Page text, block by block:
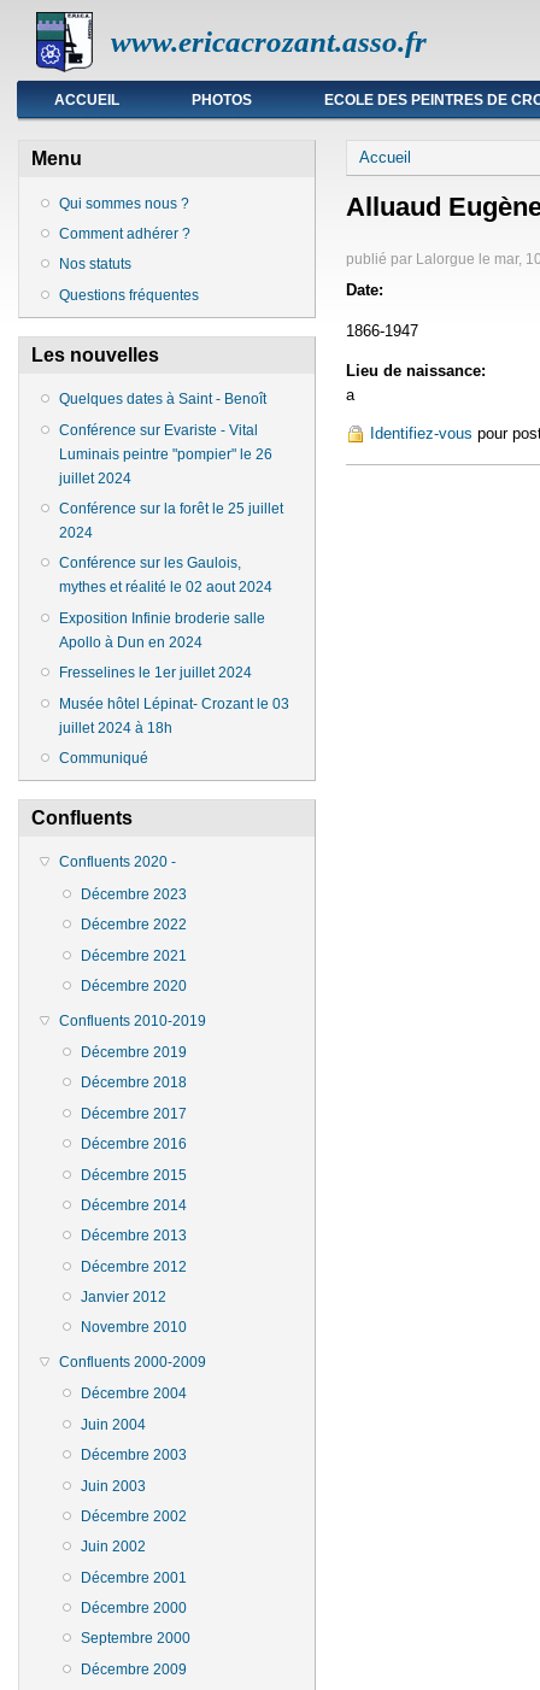
www.ericacrozant.asso.fr
Menu principal
ACCUEIL PHOTOS ECOLE DES PEINTRES DE
Menu
Qui sommes nous ?
Comment adhérer ?
Nos statuts
Questions fréquentes
Les nouvelles
Quelques dates à Saint - Benoît
Conférence sur Evariste - Vital
Luminais peintre "pompier" le 26
juillet 2024
Conférence sur la forêt le 25 juillet
2024
Conférence sur les Gaulois,
mythes et réalité le 02 aout 2024
Exposition Infinie broderie salle
Apollo à Dun en 2024
Fresselines le 1er juillet 2024
Musée hôtel Lépinat- Crozant le 03
juillet 2024 à 18h
Communiqué
Confluents
Confluents 2020 -
Décembre 2023
Décembre 2022
Décembre 2021
Décembre 2020
Confluents 2010-2019
Décembre 2019
Décembre 2018
Décembre 2017
Décembre 2016
Décembre 2015
Décembre 2014
Décembre 2013
Décembre 2012
Janvier 2012
Novembre 2010
Confluents 2000-2009
Décembre 2004
Juin 2004
Décembre 2003
Juin 2003
Décembre 2002
Juin 2002
Décembre 2001
Décembre 2000
Septembre 2000
Décembre 2009
Vous êtes ici
Accueil
Alluaud
publié par Lalorgue le mar,
Date:
1866-1947
Lieu de naissance:
a
Identifiez-vous pour